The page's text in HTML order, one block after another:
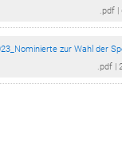
.pdf|
zur Wahl der
.pdf|